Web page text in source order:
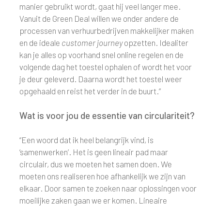
manier gebruikt wordt, gaat hij veel langer mee.
Vanuit de Green Deal willen we onder andere de
processen van verhuurbedrijven makkelijker maken
en de ideale customer journeyopzetten. Idealiter
kan je alles op voorhand snel online regelen en de
volgende dag het toestel ophalen of wordt het voor
je deur geleverd. Daarna wordt het toestel weer
opgehaald en reist het verder in de buurt.”
Wat is voor jou de essentie van circulariteit?
“Een woord dat ik heel belangrijk vind, is
‘samenwerken’. Het is geen lineair pad maar
circulair, dus we moeten het samen doen. We
moeten ons realiseren hoe afhankelijk we zijn van
elkaar. Door samen te zoeken naar oplossingen voor
moeilijke zaken gaan we er komen. Lineaire